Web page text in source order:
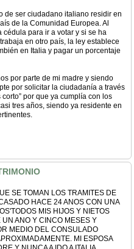
de ser ciudadano italiano residir en
de la Comunidad Europea. Al
para ir a votar y si se ha
en otro país, la ley establece
en Italia y pagar un porcentaje
por parte de mi madre y siendo
por solicitar la ciudadanía a través
por que ya cumplía con los
tres años, siendo ya residente en
SE TOMAN LOS TRAMITES DE
HACE 24 ANOS CON UNA
MIS HIJOS Y NIETOS
ANO Y CINCO MESES Y
MEDIO DEL CONSULADO
MI ESPOSA